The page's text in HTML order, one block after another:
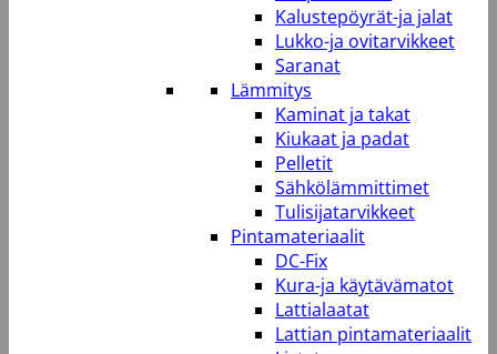
Kalustepöyrät-ja jalat
Lukko-ja ovitarvikkeet
Saranat
Lämmitys
Kaminat ja takat
Kiukaat ja padat
Pelletit
Sähkölämmittimet
Tulisijatarvikkeet
Pintamateriaalit
DC-Fix
Kura-ja käytävämatot
Lattialaatat
Lattian pintamateriaalit